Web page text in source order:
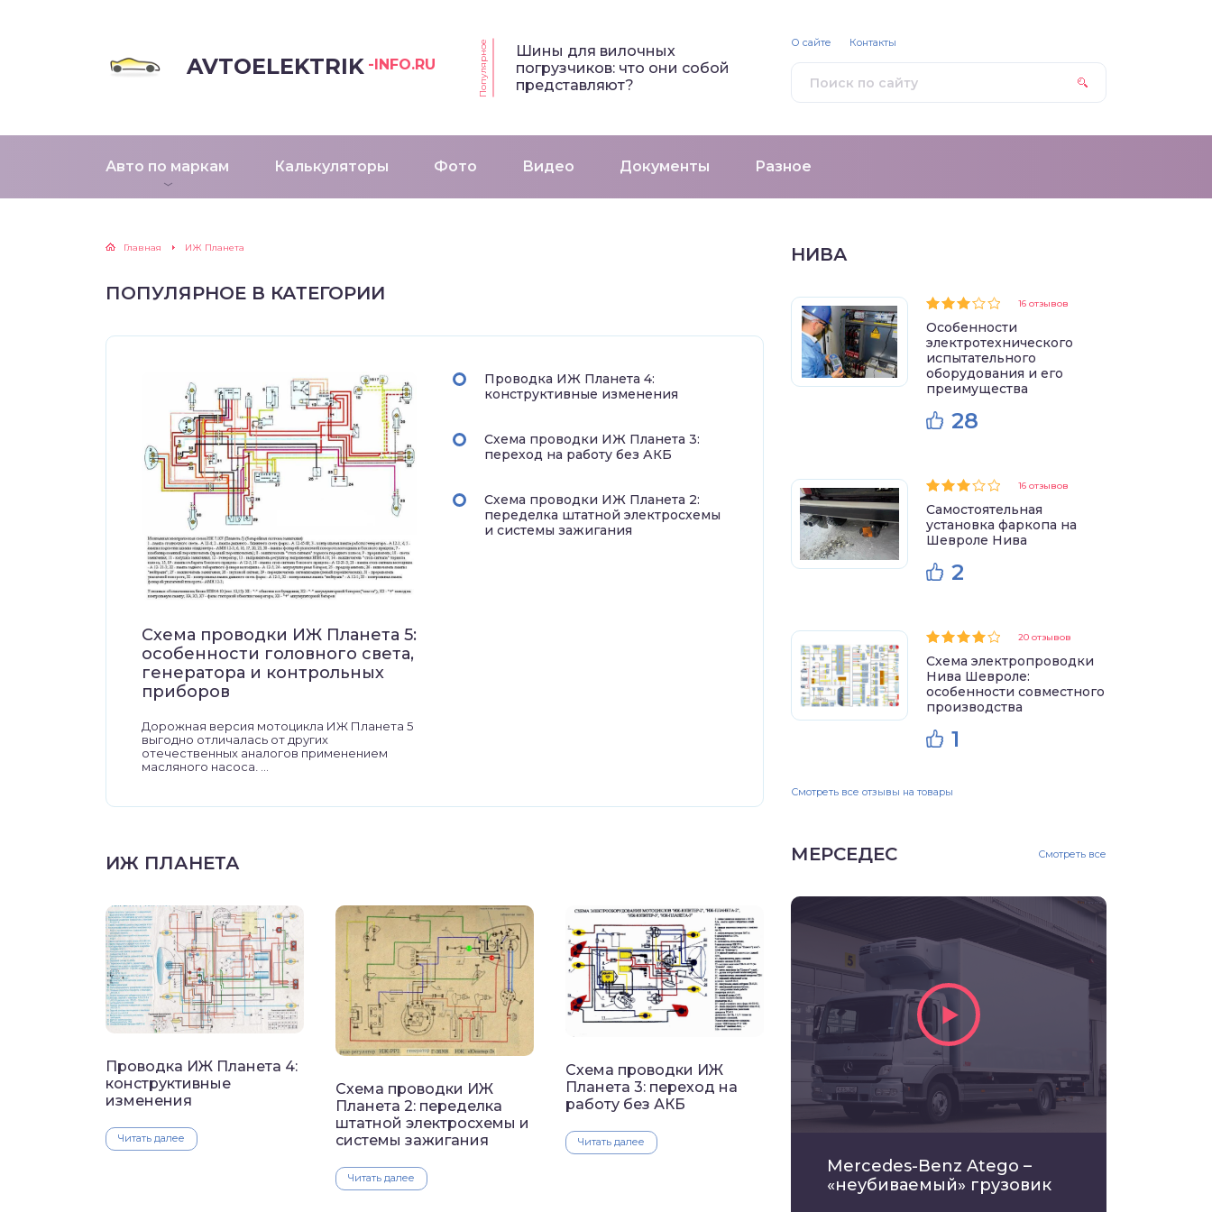
AVTOELEKTRIK -INFO.RU Популярное
Шины для вилочных
погрузчиков: что они собой
представляют?
Авто по маркам Калькуляторы Фото Видео Документы Разное
О сайте Контакты
Главная ИЖ Планета
ПОПУЛЯРНОЕ В КАТЕГОРИИ
Схема проводки ИЖ Планета 5:
особенности головного света,
генератора и контрольных
приборов
Дорожная версия мотоцикла ИЖ Планета 5
выгодно отличалась от других
отечественных аналогов применением
масляного насоса, ...
Проводка ИЖ Планета 4:
конструктивные изменения
Схема проводки ИЖ Планета 3:
переход на работу без АКБ
Схема проводки ИЖ Планета 2:
переделка штатной электросхемы
и системы зажигания
ИЖ ПЛАНЕТА
Проводка ИЖ Планета 4:
конструктивные
изменения
Читать далее
Схема проводки ИЖ
Планета 2: переделка
штатной электросхемы и
системы зажигания
Читать далее
Схема проводки ИЖ
Планета 3: переход на
работу без АКБ
Читать далее
НИВА
16 отзывов
Особенности
электротехнического
испытательного
оборудования и его
преимущества
28
16 отзывов
Самостоятельная
установка фаркопа на
Шевроле Нива
2
20 отзывов
Схема электропроводки
Нива Шевроле:
особенности совместного
производства
1
Смотреть все отзывы на товары
МЕРСЕДЕС Смотреть все
Mercedes-Benz Atego –
«неубиваемый» грузовик